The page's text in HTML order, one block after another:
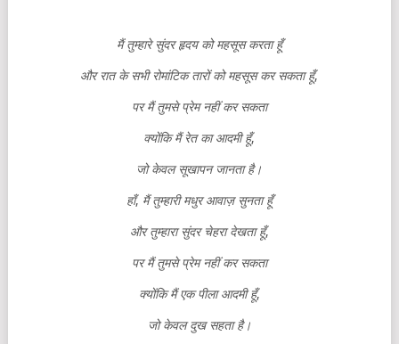
मैं तुम्हारे सुंदर हृदय को महसूस करता हूँ
और रात के सभी रोमांटिक तारों को महसूस कर सकता हूँ,
पर मैं तुमसे प्रेम नहीं कर सकता
क्योंकि मैं रेत का आदमी हूँ,
जो केवल सूखापन जानता है।
हाँ, मैं तुम्हारी मधुर आवाज़ सुनता हूँ
और तुम्हारा सुंदर चेहरा देखता हूँ,
पर मैं तुमसे प्रेम नहीं कर सकता
क्योंकि मैं एक पीला आदमी हूँ,
जो केवल दुख सहता है।